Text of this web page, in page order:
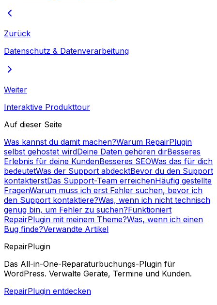
Zurück
Datenschutz & Datenverarbeitung
Weiter
Interaktive Produkttour
Auf dieser Seite
Was kannst du damit machen?Warum RepairPlugin
selbst gehostet wirdDeine Daten gehören dirBesseres
Erlebnis für deine KundenBesseres SEOWas das für dich
bedeutetWas der Support abdecktBevor du den Support
kontaktierstDas Support-Team erreichenHäufig gestellte
FragenWarum muss ich erst Fehler suchen, bevor ich
den Support kontaktiere?Was, wenn ich nicht technisch
genug bin, um Fehler zu suchen?Funktioniert
RepairPlugin mit meinem Theme?Was, wenn ich einen
Bug finde?Verwandte Artikel
RepairPlugin
Das All-in-One-Reparaturbuchungs-Plugin für
WordPress. Verwalte Geräte, Termine und Kunden.
RepairPlugin entdecken